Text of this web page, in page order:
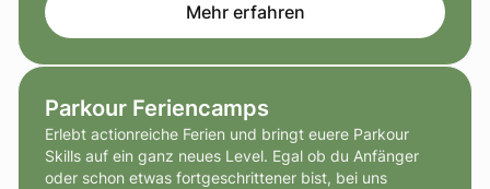
Mehr erfahren
Parkour Feriencamps
Erlebt actionreiche Ferien und bringt euere Parkour
Skills auf ein ganz neues Level. Egal ob du Anfänger
oder schon etwas fortgeschrittener bist, bei uns